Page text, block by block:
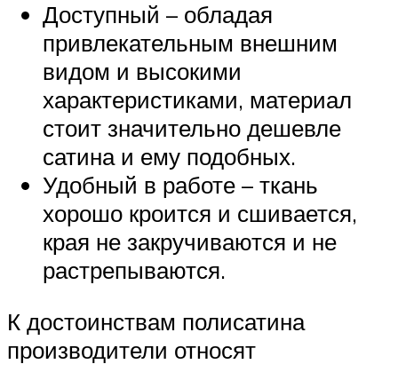
Доступный – обладая
привлекательным внешним
видом и высокими
характеристиками, материал
стоит значительно дешевле
сатина и ему подобных.
Удобный в работе – ткань
хорошо кроится и сшивается,
края не закручиваются и не
растрепываются.
К достоинствам полисатина
производители относят